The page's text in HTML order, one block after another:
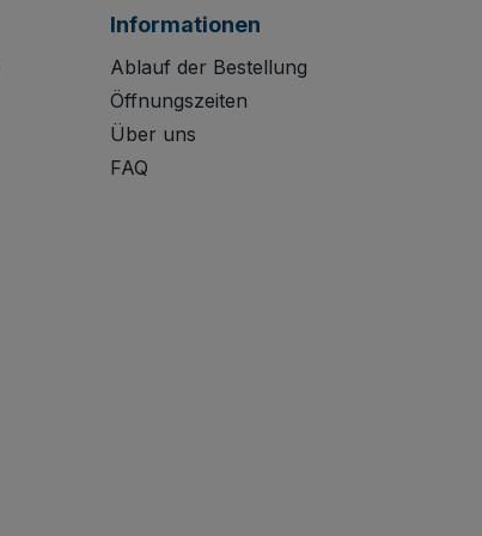
Informationen
Ablauf der Bestellung
Öffnungszeiten
Über uns
FAQ